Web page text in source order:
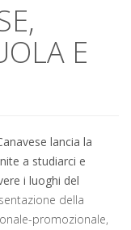
E
lancia la
a studiarci e
i luoghi del
della
promozionale,